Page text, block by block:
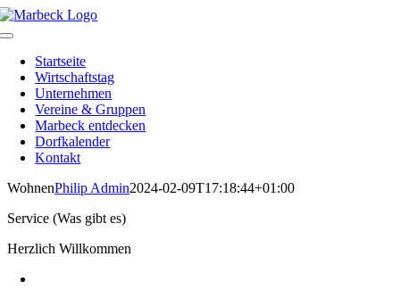
Skip
to
Toggle
NavigationStartseite
Wirtschaftstag
Unternehmen
Vereine & Gruppen
Marbeck entdecken
Dorfkalender
Kontakt
WohnenPhilip Admin2024-02-09T17:18:44+01:00
Service (Was gibt es)
Herzlich Willkommen